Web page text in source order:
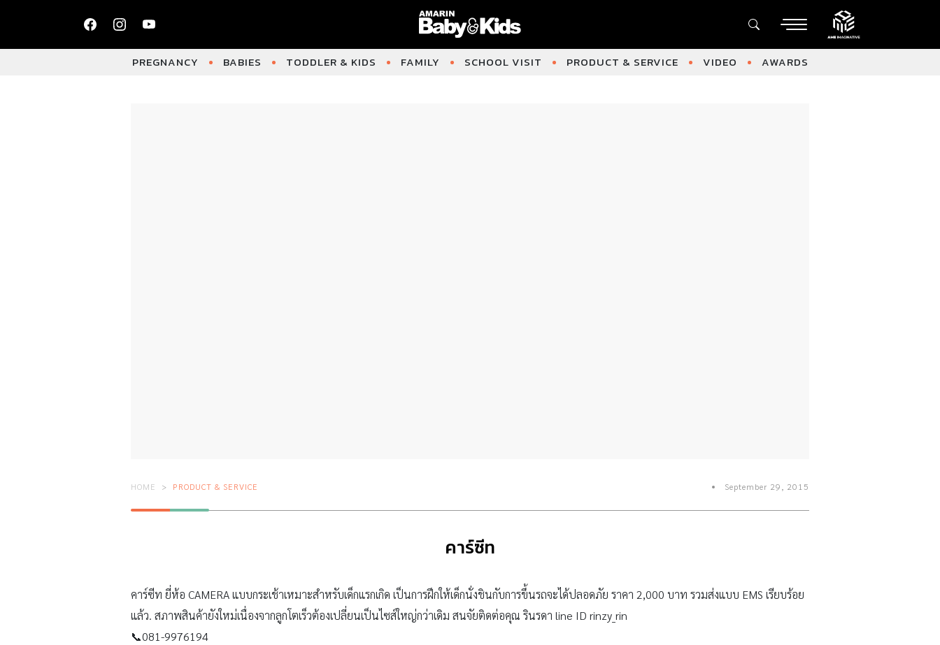
PREGNANCY BABIES TODDLER & KIDS FAMILY SCHOOL VISIT PRODUCT & SERVICE VIDEO AWARDS
HOME PRODUCT & SERVICE September 29, 2015
คาร์ซีท
คาร์ซีท ยี่ห้อ CAMERA แบบกระเช้าเหมาะสำหรับเด็กแรกเกิด เป็นการฝึกให้เด็กนั่งชินกับการขึ้นรถจะได้ปลอดภัย ราคา 2,000 บาท รวมส่งแบบ EMS เรียบร้อย
แล้ว. สภาพสินค้ายังใหม่เนื่องจากลูกโตเร็วต้องเปลี่ยนเป็นไซส์ใหญ่กว่าเดิม สนจัยติดต่อคุณ รินรดา line ID rinzy_rin
📞081-9976194